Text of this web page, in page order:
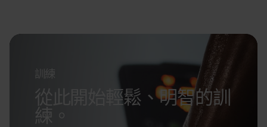
訓練
從此開始輕鬆、明智的訓
練。